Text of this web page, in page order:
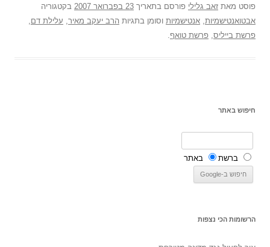
פוסט מאת זאב גלילי פורסם בתאריך 23 בפברואר 2007
בקטגוריה
אבטואנטישמיות אנטישמיות וסומן בתגיות הרב יעקב מאיר עלילת דם
פרשת בייליס פרשת טואף
חיפוש באתר
ברשת באתר
הרשומות הכי נצפות